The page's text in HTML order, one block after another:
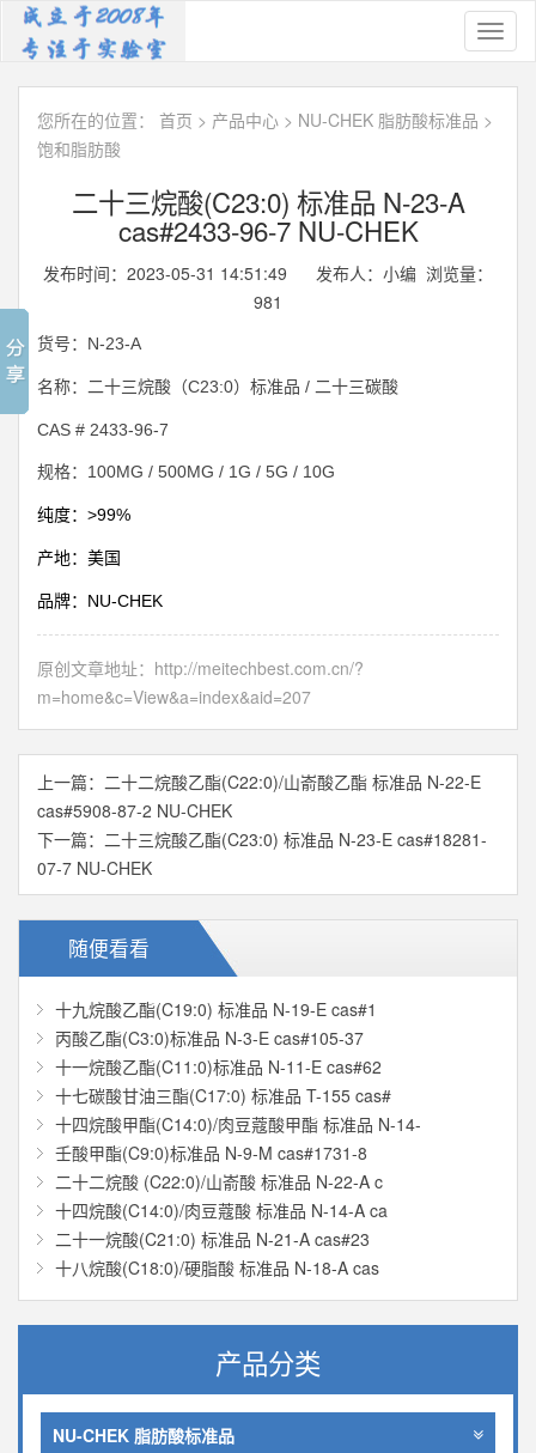
您所在的位置： 首页 > 产品中心 > NU-CHEK 脂肪酸标准品 >
饱和脂肪酸
二十三烷酸(C23:0) 标准品 N-23-A
cas#2433-96-7 NU-CHEK
发布时间：2023-05-31 14:51:49 发布人：小编 浏览量：
981
货号： N-23-A
名称：二十三烷酸（C23:0）标准品 / 二十三碳酸
CAS # 2433-96-7
规格： 100MG / 500MG / 1G / 5G / 10G
纯度： >99%
产地：美国
品牌： NU-CHEK
原创文章地址： http://meitechbest.com.cn/?
m=home&c=View&a=index&aid=207
上一篇： 二十二烷酸乙酯(C22:0)/山嵛酸乙酯 标准品 N-22-E
cas#5908-87-2 NU-CHEK
下一篇： 二十三烷酸乙酯(C23:0) 标准品 N-23-E cas#18281-
07-7 NU-CHEK
随便看看
十九烷酸乙酯(C19:0) 标准品 N-19-E cas#1
丙酸乙酯(C3:0)标准品 N-3-E cas#105-37
十一烷酸乙酯(C11:0)标准品 N-11-E cas#62
十七碳酸甘油三酯(C17:0) 标准品 T-155 cas#
十四烷酸甲酯(C14:0)/肉豆蔻酸甲酯 标准品 N-14-
壬酸甲酯(C9:0)标准品 N-9-M cas#1731-8
二十二烷酸 (C22:0)/山嵛酸 标准品 N-22-A c
十四烷酸(C14:0)/肉豆蔻酸 标准品 N-14-A ca
二十一烷酸(C21:0) 标准品 N-21-A cas#23
十八烷酸(C18:0)/硬脂酸 标准品 N-18-A cas
产品分类
NU-CHEK 脂肪酸标准品